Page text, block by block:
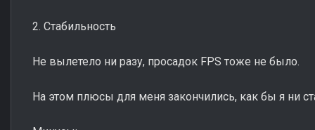
2. Стабильность
Не вылетело ни разу, просадок FPS тоже не было.
На этом плюсы для меня закончились, как бы я ни